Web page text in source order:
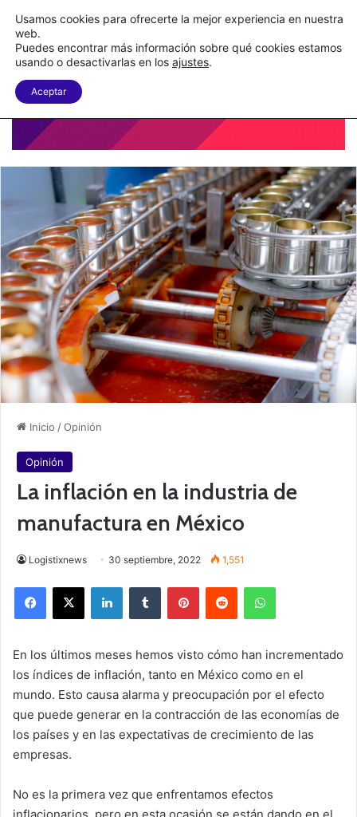
Nueva Ley Aduanera eleva el costo de los errores documentales
Menu
Inicio /Opinión
Opinión
La inflación en la industria de
manufactura en México
Logistixnews 30 septiembre, 2022 1,551
En los últimos meses hemos visto cómo han incrementado
los índices de inflación, tanto en México como en el
mundo. Esto causa alarma y preocupación por el efecto
que puede generar en la contracción de las economías de
los países y en las expectativas de crecimiento de las
empresas.
No es la primera vez que enfrentamos efectos
Usamos cookies para ofrecerte la mejor experiencia en nuestra
web.
Puedes encontrar más información sobre qué cookies estamos
usando o desactivarlas en los ajustes.
Aceptar